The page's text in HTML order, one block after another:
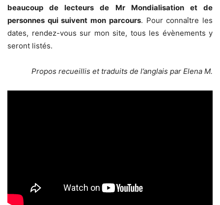
beaucoup de lecteurs de Mr Mondialisation et de
personnes qui suivent mon parcours. Pour connaître les
dates, rendez-vous sur mon site, tous les évènements y
seront listés.
Propos recueillis et traduits de l’anglais par Elena M.